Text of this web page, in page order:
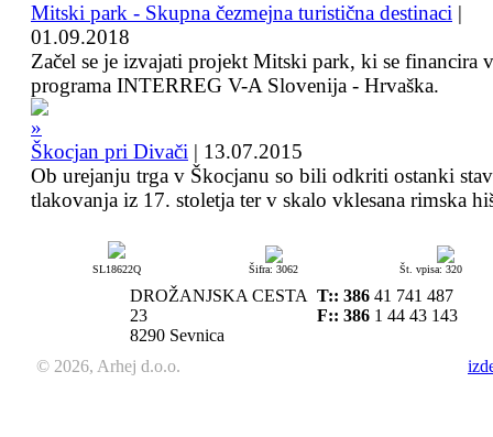
Mitski park - Skupna čezmejna turistična destinaci |
01.09.2018
Začel se je izvajati projekt Mitski park, ki se financira
programa INTERREG V-A Slovenija - Hrvaška.
Škocjan pri Divači | 13.07.2015
Ob urejanju trga v Škocjanu so bili odkriti ostanki
tlakovanja iz 17. stoletja ter v skalo vklesana rimska
SL18622Q Šifra: 3062 Št. vpisa: 320
DROŽANJSKA CESTA
23
8290 Sevnica
T:: 386 41 741 487
F:: 386 1 44 43 143
© 2026, Arhej d.o.o.